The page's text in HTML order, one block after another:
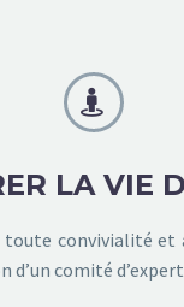


LA VIE
convivialité et
comité